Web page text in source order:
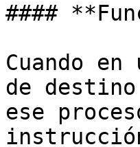
####
Cuando
de
ese